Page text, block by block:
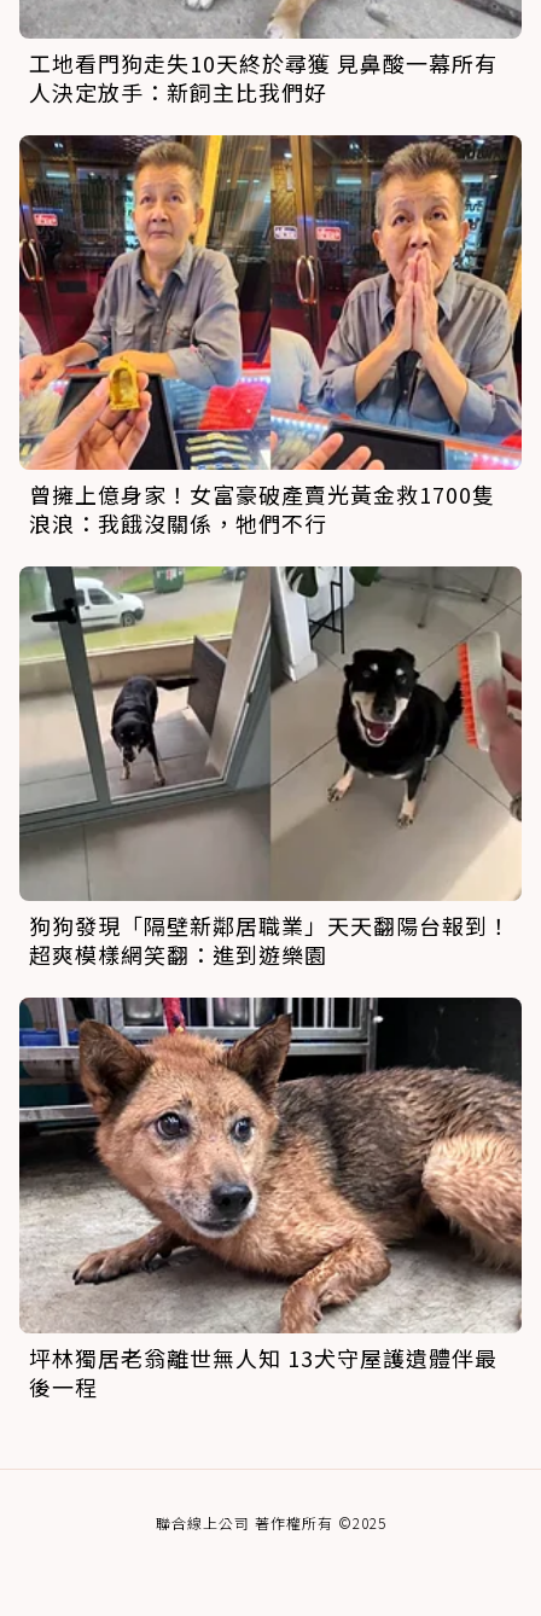
工地看門狗走失10天終於尋獲 見鼻酸一幕所有
人決定放手：新飼主比我們好
曾擁上億身家！女富豪破產賣光黃金救1700隻
浪浪：我餓沒關係，牠們不行
狗狗發現「隔壁新鄰居職業」天天翻陽台報到！
超爽模樣網笑翻：進到遊樂園
坪林獨居老翁離世無人知 13犬守屋護遺體伴最
後一程
聯合線上公司 著作權所有 ©2025